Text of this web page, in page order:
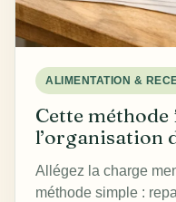
ALIMENTATION &
Cette
l’organisation
Allégez la charge
méthode simple :